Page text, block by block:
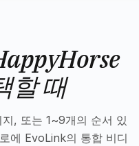
할 때
, 또는 1~9개의 순서 있
에 EvoLink의 통합 비디